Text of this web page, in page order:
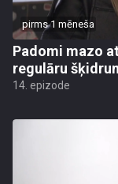
pirms 1 mēneša
Padomi mazo
regulāru
14. epizode